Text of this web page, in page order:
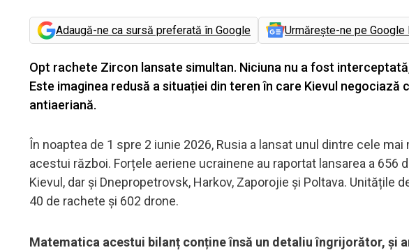
Adaugă-ne ca sursă preferată în Google Urmărește-ne pe Google
Opt rachete Zircon lansate simultan. Niciuna nu a fost
Este imaginea redusă a situației din teren în care Kievul
antiaeriană.
În noaptea de 1 spre 2 iunie 2026, Rusia a lansat unul dintre cele
acestui război. Forțele aeriene ucrainene au raportat lansarea a 656
Kievul, dar și Dnepropetrovsk, Harkov, Zaporojie și Poltava. Unitățile
40 de rachete și 602 drone.
Matematica acestui bilanț conține însă un detaliu îngrijorător, și